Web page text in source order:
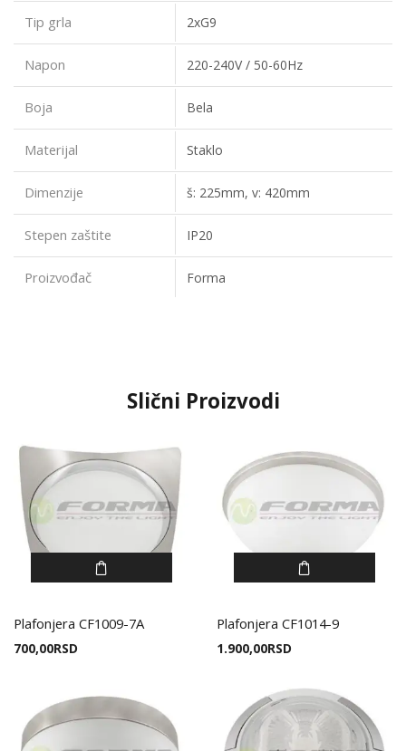
Tip grla 2xG9
Napon 220-240V / 50-60Hz
Boja Bela
Materijal Staklo
Dimenzije š: 225mm, v: 420mm
Stepen zaštite IP20
Proizvođač Forma
Slični Proizvodi
Plafonjera CF1009-7A
700,00RSD
Plafonjera CF1014-9
1.900,00RSD